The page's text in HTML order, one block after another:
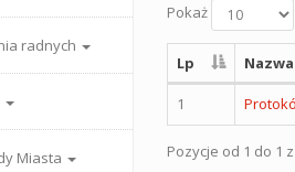
radnych
Miasta
Pokaż
Lp Nazwa
1
Pozycje od 1 do 1 z